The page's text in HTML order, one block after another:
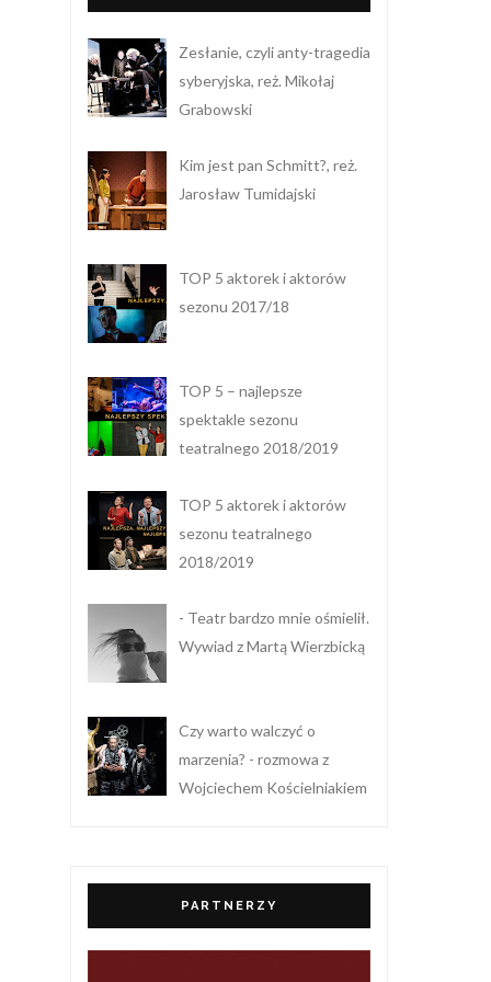
Zesłanie, czyli anty-tragedia
syberyjska, reż. Mikołaj
Grabowski
Kim jest pan Schmitt?, reż.
Jarosław Tumidajski
TOP 5 aktorek i aktorów
sezonu 2017/18
TOP 5 – najlepsze
spektakle sezonu
teatralnego 2018/2019
TOP 5 aktorek i aktorów
sezonu teatralnego
2018/2019
- Teatr bardzo mnie ośmielił.
Wywiad z Martą Wierzbicką
Czy warto walczyć o
marzenia? - rozmowa z
Wojciechem Kościelniakiem
PARTNERZY